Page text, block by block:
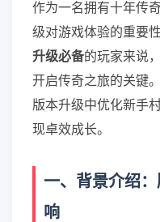
作为一名拥有十年传
级对游戏体验的重要
升级必备的玩家来说
开启传奇之旅的关键
版本升级中优化新手
现卓效成长。
一、背景介绍
响